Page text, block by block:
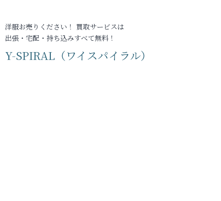
洋服お売りください！ 買取サービスは
出張・宅配・持ち込みすべて無料！
Y-SPIRAL（ワイスパイラル）